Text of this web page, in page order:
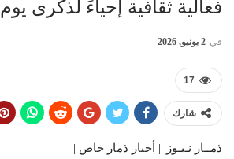
فعالية ثقافية إحياءً لذكرى يوم
في 2 يونيو, 2026
17
شارك
ذمــار نـيـوز || أخبار ذمار خاص ||